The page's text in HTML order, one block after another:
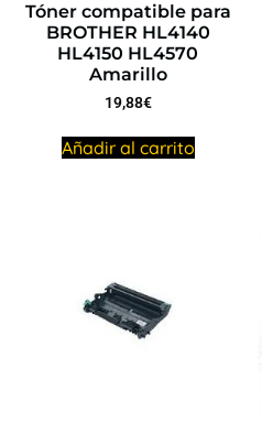
Tóner compatible para
BROTHER HL4140
HL4150 HL4570
Amarillo
19,88€
Añadir al carrito